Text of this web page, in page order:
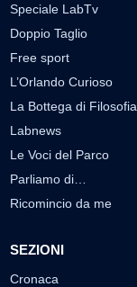
Speciale LabTv
Doppio Taglio
Free sport
L’Orlando Curioso
La Bottega di Filosofia
Labnews
Le Voci del Parco
Parliamo di…
Ricomincio da me
SEZIONI
Cronaca